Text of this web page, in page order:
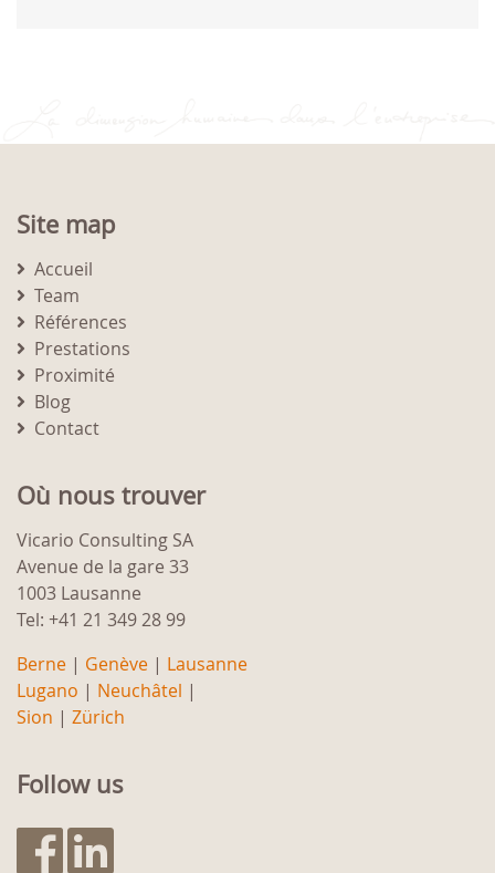
Site map
Accueil
Team
Références
Prestations
Proximité
Blog
Contact
Où nous trouver
Vicario Consulting SA
Avenue de la gare 33
1003 Lausanne
Tel: +41 21 349 28 99
Berne | Genève | Lausanne
Lugano | Neuchâtel |
Sion | Zürich
Follow us